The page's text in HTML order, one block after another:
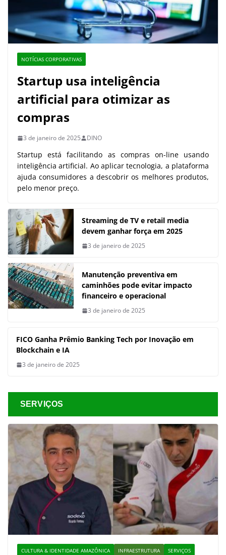
NOTÍCIAS CORPORATIVAS
Startup usa inteligência
artificial para otimizar as
compras
3 de janeiro de 2025 DINO
Startup está facilitando as compras on-line usando
inteligência artificial. Ao aplicar tecnologia, a plataforma
ajuda consumidores a descobrir os melhores produtos,
pelo menor preço.
Streaming de TV e retail media
devem ganhar força em 2025
3 de janeiro de 2025
Manutenção preventiva em
caminhões pode evitar impacto
financeiro e operacional
3 de janeiro de 2025
FICO Ganha Prêmio Banking Tech por Inovação em
Blockchain e IA
3 de janeiro de 2025
SERVIÇOS
CULTURA & IDENTIDADE AMAZÔNICA INFRAESTRUTURA SERVIÇOS